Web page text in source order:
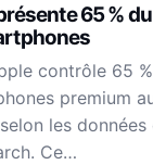
65 %
contrôle 65
premium
les
Ce…